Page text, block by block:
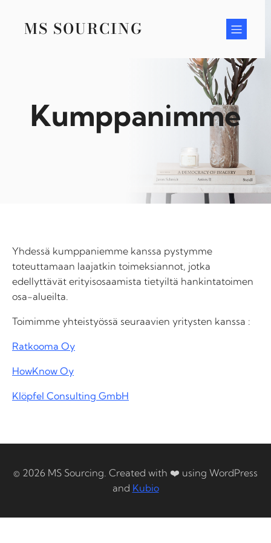
contentMS SOURCING
Kumppanimme
Yhdessä kumppaniemme kanssa pystymme
toteuttamaan laajatkin toimeksiannot, jotka
edellyttävät erityisosaamista tietyiltä hankintatoimen
osa-alueilta.
Toimimme yhteistyössä seuraavien yritysten kanssa :
Ratkooma Oy
HowKnow Oy
Klöpfel Consulting GmbH
© 2026 MS Sourcing. Created with ❤️ using WordPress
and Kubio